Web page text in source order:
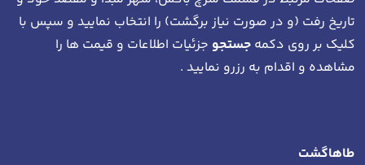
تاریخ رفت (و در صورت نیاز برگشت) را انتخاب نمایید و سپس با
کلیک بر روی دکمه جستجو جزئیات اطلاعات و قیمت ها را
مشاهده و اقدام به رزرو نمایید .
طاهاگشت